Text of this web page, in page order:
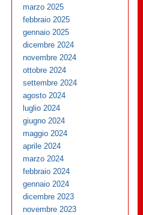
marzo 2025
febbraio 2025
gennaio 2025
dicembre 2024
novembre 2024
ottobre 2024
settembre 2024
agosto 2024
luglio 2024
giugno 2024
maggio 2024
aprile 2024
marzo 2024
febbraio 2024
gennaio 2024
dicembre 2023
novembre 2023